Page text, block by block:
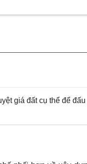
giá đất cụ thể để